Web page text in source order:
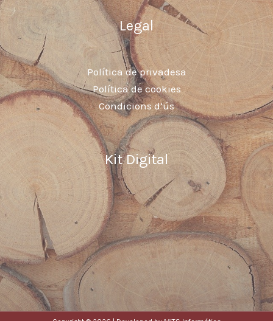
Legal
Política de privadesa
Política de cookies
Condicions d’ús
Kit Digital